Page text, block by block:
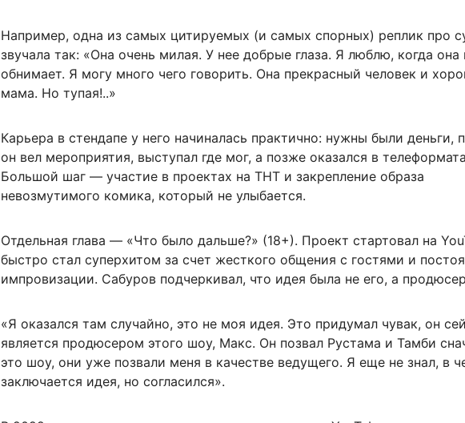
Например, одна из самых цитируемых (и самых спорных) реплик про
звучала так: «Она очень милая. У нее добрые глаза. Я люблю, когда она
обнимает. Я могу много чего говорить. Она прекрасный человек и
мама. Но тупая!..»
Карьера в стендапе у него начиналась практично: нужны были деньги,
он вел мероприятия, выступал где мог, а позже оказался в
Большой шаг — участие в проектах на ТНТ и закрепление образа
невозмутимого комика, который не улыбается.
Отдельная глава — «Что было дальше?» (18+). Проект стартовал на
быстро стал суперхитом за счет жесткого общения с гостями и
импровизации. Сабуров подчеркивал, что идея была не его, а
«Я оказался там случайно, это не моя идея. Это придумал чувак, он
является продюсером этого шоу, Макс. Он позвал Рустама и Тамби
это шоу, они уже позвали меня в качестве ведущего. Я еще не знал, в
заключается идея, но согласился».